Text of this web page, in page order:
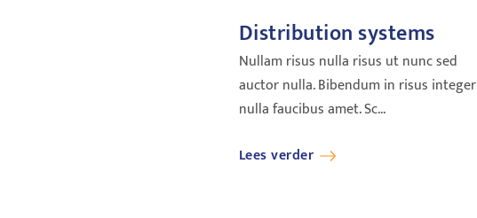
Distribution systems
Nullam risus nulla risus ut nunc sed
auctor nulla. Bibendum in risus integer
nulla faucibus amet. Sc...
Lees verder